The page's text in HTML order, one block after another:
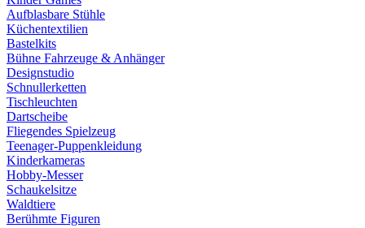
Aufblasbare Stühle
Küchentextilien
Bastelkits
Bühne Fahrzeuge & Anhänger
Designstudio
Schnullerketten
Tischleuchten
Dartscheibe
Fliegendes Spielzeug
Teenager-Puppenkleidung
Kinderkameras
Hobby-Messer
Schaukelsitze
Waldtiere
Berühmte Figuren